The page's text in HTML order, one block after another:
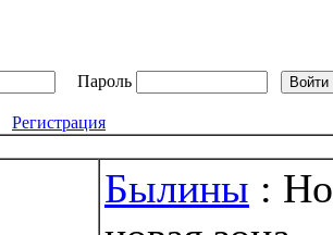
Пароль
Регистрация
Былины :